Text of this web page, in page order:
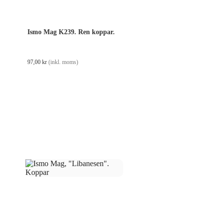
Ismo Mag K239. Ren koppar.
97,00 kr (inkl. moms)